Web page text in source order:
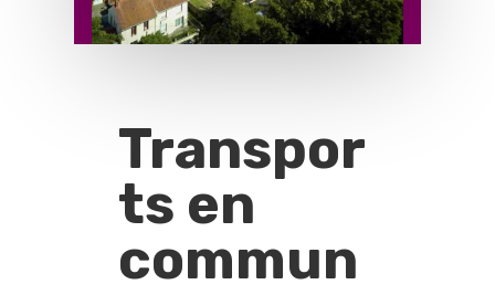
Transpor
ts en
commun